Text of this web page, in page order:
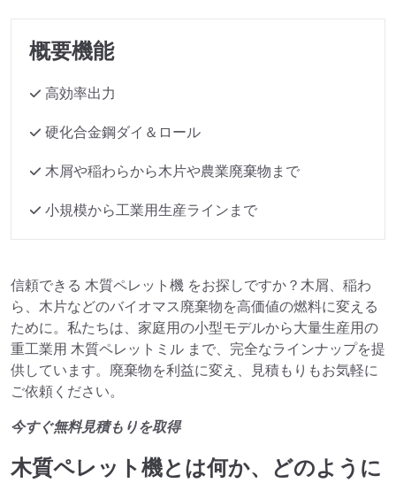
概要機能
高効率出力
硬化合金鋼ダイ＆ロール
木屑や稲わらから木片や農業廃棄物まで
小規模から工業用生産ラインまで
信頼できる 木質ペレット機 をお探しですか？木屑、稲わ
ら、木片などのバイオマス廃棄物を高価値の燃料に変える
ために。私たちは、家庭用の小型モデルから大量生産用の
重工業用 木質ペレットミル まで、完全なラインナップを提
供しています。廃棄物を利益に変え、見積もりもお気軽に
ご依頼ください。
今すぐ無料見積もりを取得
木質ペレット機とは何か、どのように